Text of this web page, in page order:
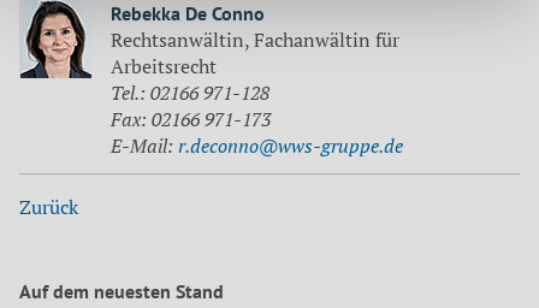
Rebekka De Conno
Rechtsanwältin, Fachanwältin für
Arbeitsrecht
Tel.: 02166 971-128
Fax: 02166 971-173
E-Mail: r.deconno@wws-gruppe.de
Zurück
Auf dem neuesten Stand